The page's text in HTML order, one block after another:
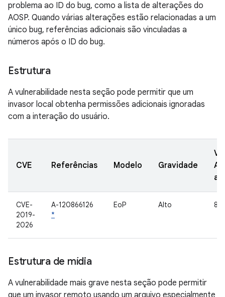
problema ao ID do bug, como a lista de alterações do
AOSP. Quando várias alterações estão relacionadas a um
único bug, referências adicionais são vinculadas a
números após o ID do bug.
Estrutura
A vulnerabilidade nesta seção pode permitir que um
invasor local obtenha permissões adicionais ignoradas
com a interação do usuário.
CVE Referências Modelo Gravidade
CVE-
2019-
2026
A-120866126
*
EoP Alto 8,0
Estrutura de mídia
A vulnerabilidade mais grave nesta seção pode permitir
que um invasor remoto usando um arquivo especialmente